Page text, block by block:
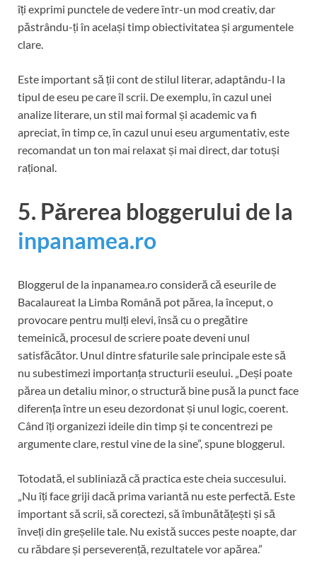
îți exprimi punctele de vedere într-un mod creativ, dar
păstrându-ți în același timp obiectivitatea și argumentele
clare.
Este important să ții cont de stilul literar, adaptându-l la
tipul de eseu pe care îl scrii. De exemplu, în cazul unei
analize literare, un stil mai formal și academic va fi
apreciat, în timp ce, în cazul unui eseu argumentativ, este
recomandat un ton mai relaxat și mai direct, dar totuși
rațional.
5. Părerea bloggerului de la
inpanamea.ro
Bloggerul de la inpanamea.ro consideră că eseurile de
Bacalaureat la Limba Română pot părea, la început, o
provocare pentru mulți elevi, însă cu o pregătire
temeinică, procesul de scriere poate deveni unul
satisfăcător. Unul dintre sfaturile sale principale este să
nu subestimezi importanța structurii eseului. „Deși poate
părea un detaliu minor, o structură bine pusă la punct face
diferența între un eseu dezordonat și unul logic, coerent.
Când îți organizezi ideile din timp și te concentrezi pe
argumente clare, restul vine de la sine”, spune bloggerul.
Totodată, el subliniază că practica este cheia succesului.
„Nu îți face griji dacă prima variantă nu este perfectă. Este
important să scrii, să corectezi, să îmbunătățești și să
înveți din greșelile tale. Nu există succes peste noapte, dar
cu răbdare și perseverență, rezultatele vor apărea.”